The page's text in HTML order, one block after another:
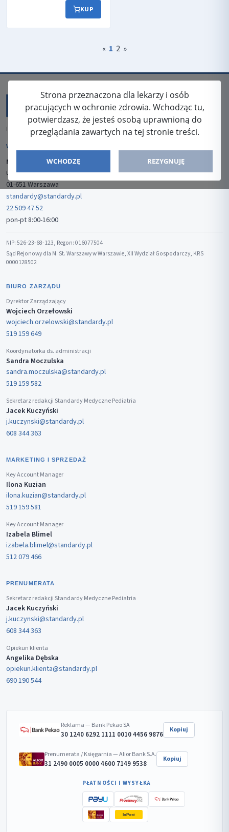
KUP
« 1 2 »
Strona przeznaczona dla lekarzy i osób
pracujących w ochronie zdrowia. Wchodząc tu,
potwierdzasz, że jesteś osobą uprawnioną do
przeglądania zawartych na tej stronie treści.
WCHODZĘ REZYGNUJĘ
ISSN: 2080-5438
WYDAWCA
Media-Press Sp. z o.o.
ul. Gwiaździsta 7B/8
01-651 Warszawa
standardy@standardy.pl
22 509 47 52
pon-pt 8:00-16:00
NIP: 526-23-68-123, Regon: 016077504
Sąd Rejonowy dla M. St. Warszawy w Warszawie, XII Wydział Gospodarczy, KRS
0000128502
BIURO ZARZĄDU
Dyrektor Zarządzający
Wojciech Orzełowski
wojciech.orzelowski@standardy.pl
519 159 649
Koordynatorka ds. administracji
Sandra Moczulska
sandra.moczulska@standardy.pl
519 159 582
Sekretarz redakcji Standardy Medyczne Pediatria
Jacek Kuczyński
j.kuczynski@standardy.pl
608 344 363
MARKETING I SPRZEDAŻ
Key Account Manager
Ilona Kuzian
ilona.kuzian@standardy.pl
519 159 581
Key Account Manager
Izabela Blimel
izabela.blimel@standardy.pl
512 079 466
PRENUMERATA
Sekretarz redakcji Standardy Medyczne Pediatria
Jacek Kuczyński
j.kuczynski@standardy.pl
608 344 363
Opiekun klienta
Angelika Dębska
opiekun.klienta@standardy.pl
690 190 544
Reklama — Bank Pekao SA
30 1240 6292 1111 0010 4456 9876 Kopiuj
Prenumerata / Księgarnia — Alior Bank S.A.
31 2490 0005 0000 4600 7149 9538 Kopiuj
PŁATNOŚCI I WYSYŁKA
InPost